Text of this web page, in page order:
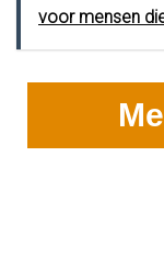
voor mensen